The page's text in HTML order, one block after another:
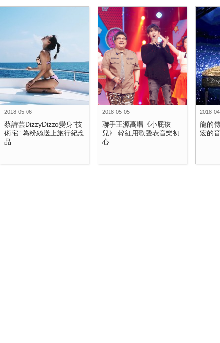
2018-05-06
蔡詩芸DizzyDizzo變身“技
術宅” 為粉絲送上旅行紀念
品...
2018-05-05
聯手王源高唱《小屁孩
兒》 韓紅用歌聲表音樂初
心...
2018-
龍的
宏的